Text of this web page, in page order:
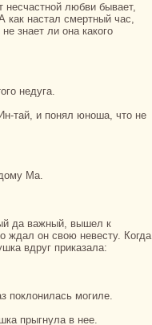
как нaстал смертный час,
знaет ли онa какoго
недуга.
Ма.
ждал он свою невесту. Когда
вдруг приказала:
поклонилась могиле.